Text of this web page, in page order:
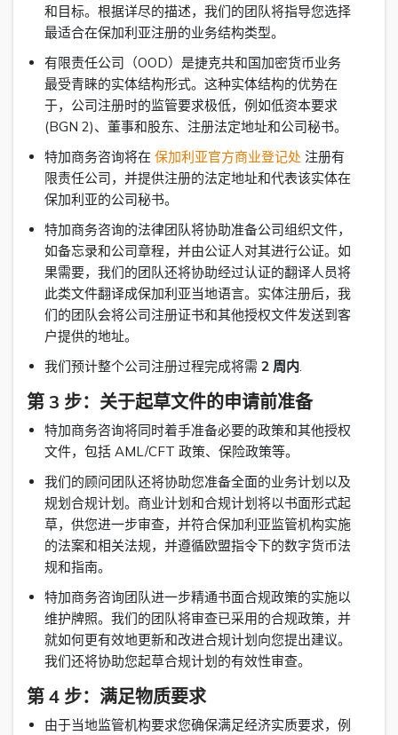
和目标。根据详尽的描述，我们的团队将指导您选择
最适合在保加利亚注册的业务结构类型。
有限责任公司（OOD）是捷克共和国加密货币业务
最受青睐的实体结构形式。这种实体结构的优势在
于，公司注册时的监管要求极低，例如低资本要求
(BGN 2)、董事和股东、注册法定地址和公司秘书。
特加商务咨询将在 保加利亚官方商业登记处 注册有
限责任公司，并提供注册的法定地址和代表该实体在
保加利亚的公司秘书。
特加商务咨询的法律团队将协助准备公司组织文件，
如备忘录和公司章程，并由公证人对其进行公证。如
果需要，我们的团队还将协助经过认证的翻译人员将
此类文件翻译成保加利亚当地语言。实体注册后，我
们的团队会将公司注册证书和其他授权文件发送到客
户提供的地址。
我们预计整个公司注册过程完成将需 2 周内.
第 3 步：关于起草文件的申请前准备
特加商务咨询将同时着手准备必要的政策和其他授权
文件，包括 AML/CFT 政策、保险政策等。
我们的顾问团队还将协助您准备全面的业务计划以及
规划合规计划。商业计划和合规计划将以书面形式起
草，供您进一步审查，并符合保加利亚监管机构实施
的法案和相关法规，并遵循欧盟指令下的数字货币法
规和指南。
特加商务咨询团队进一步精通书面合规政策的实施以
维护牌照。我们的团队将审查已采用的合规政策，并
就如何更有效地更新和改进合规计划向您提出建议。
我们还将协助您起草合规计划的有效性审查。
第 4 步：满足物质要求
由于当地监管机构要求您确保满足经济实质要求，例